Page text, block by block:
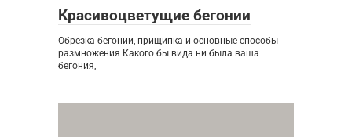
Красивоцветущие бегонии
Обрезка бегонии, прищипка и основные способы
размножения Какого бы вида ни была ваша
бегония,